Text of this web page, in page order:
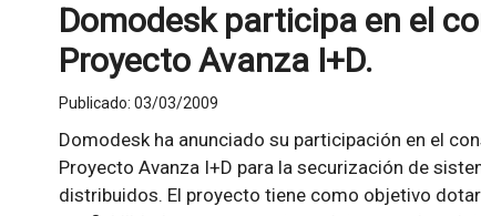
Domodesk participa en el
Proyecto Avanza I+D.
Publicado: 03/03/2009
Domodesk ha anunciado su participación en el
Proyecto Avanza I+D para la securización de
distribuidos. El proyecto tiene como objetivo